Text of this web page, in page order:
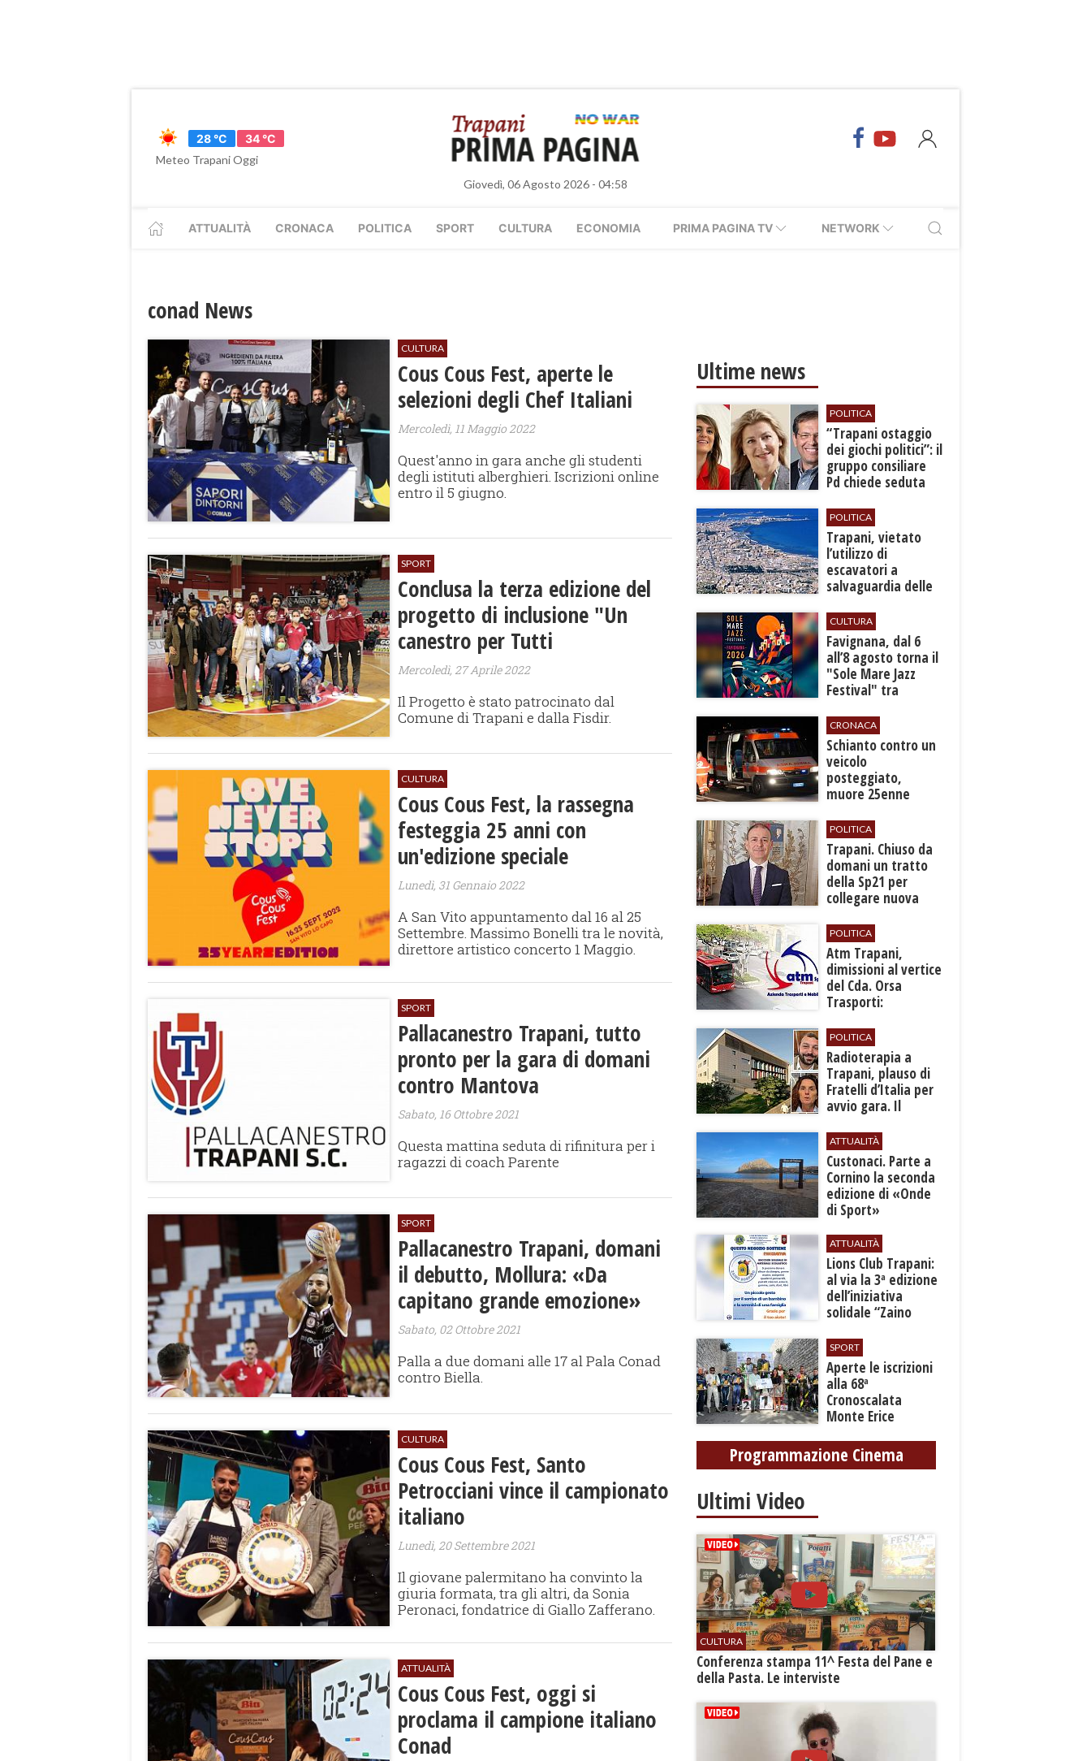
28 °C
34 °C
Meteo Trapani Oggi
Giovedì, 06 Agosto 2026 - 04:58
ATTUALITÀ CRONACA POLITICA SPORT CULTURA ECONOMIA PRIMA PAGINA TV NETWORK
conad News
CULTURA
Cous Cous Fest, aperte le
selezioni degli Chef Italiani
Mercoledì, 11 Maggio 2022
Quest'anno in gara anche gli studenti
degli istituti alberghieri. Iscrizioni online
entro il 5 giugno.
SPORT
Conclusa la terza edizione del
progetto di inclusione "Un
canestro per Tutti
Mercoledì, 27 Aprile 2022
Il Progetto è stato patrocinato dal
Comune di Trapani e dalla Fisdir.
CULTURA
Cous Cous Fest, la rassegna
festeggia 25 anni con
un'edizione speciale
Lunedì, 31 Gennaio 2022
A San Vito appuntamento dal 16 al 25
Settembre. Massimo Bonelli tra le novità,
direttore artistico concerto 1 Maggio.
SPORT
Pallacanestro Trapani, tutto
pronto per la gara di domani
contro Mantova
Sabato, 16 Ottobre 2021
Questa mattina seduta di rifinitura per i
ragazzi di coach Parente
SPORT
Pallacanestro Trapani, domani
il debutto, Mollura: «Da
capitano grande emozione»
Sabato, 02 Ottobre 2021
Palla a due domani alle 17 al Pala Conad
contro Biella.
CULTURA
Cous Cous Fest, Santo
Petrocciani vince il campionato
italiano
Lunedì, 20 Settembre 2021
Il giovane palermitano ha convinto la
giuria formata, tra gli altri, da Sonia
Peronaci, fondatrice di Giallo Zafferano.
ATTUALITÀ
Cous Cous Fest, oggi si
proclama il campione italiano
Conad
Ultime news
POLITICA
​“Trapani ostaggio
dei giochi politici”: il
gruppo consiliare
Pd chiede seduta
bilancio
POLITICA
​Trapani, vietato
l’utilizzo di
escavatori a
salvaguardia delle
fognaria
CULTURA
Favignana, dal 6
all’8 agosto torna il
"Sole Mare Jazz
Festival" tra
cultura
CRONACA
​Schianto contro un
veicolo
posteggiato,
muore 25enne
POLITICA
​Trapani. Chiuso da
domani un tratto
della Sp21 per
collegare nuova
all’aeroporto
POLITICA
​Atm Trapani,
dimissioni al vertice
del Cda. Orsa
Trasporti:
urgono interventi”
POLITICA
Radioterapia a
Trapani, plauso di
Fratelli d’Italia per
avvio gara. Il
anni è una
sconfitta”
ATTUALITÀ
Custonaci. Parte a
Cornino la seconda
edizione di «Onde
di Sport»
ATTUALITÀ
Lions Club Trapani:
al via la 3ª edizione
dell’iniziativa
solidale “Zaino
SPORT
Aperte le iscrizioni
alla 68ª
Cronoscalata
Monte Erice
Programmazione Cinema
Ultimi Video
CULTURA
Conferenza stampa 11^ Festa del Pane e
della Pasta. Le interviste